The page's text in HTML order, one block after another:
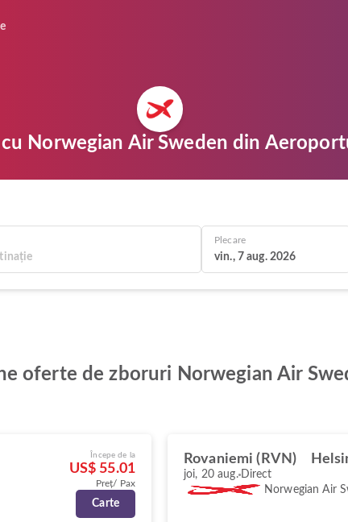
Norwegian Air Sweden din
Plecare
vin., 7 aug. 2026
oferte de zboruri Norwegian Air
Începe de la
US$ 55.01
Preț/ Pax
Carte
Rovaniemi (RVN)
joi, 20 aug. Direct
Norwegian Air